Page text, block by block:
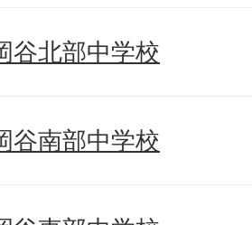
谷北部中学校
谷南部中学校